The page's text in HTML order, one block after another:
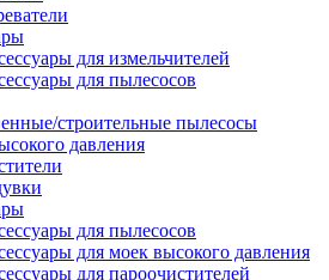
для измельчителей
для пылесосов
строительные пылесосы
давления
для пылесосов
для моек высокого давления
для пароочистителей